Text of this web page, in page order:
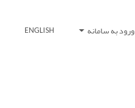
ورود به سامانه ENGLISH